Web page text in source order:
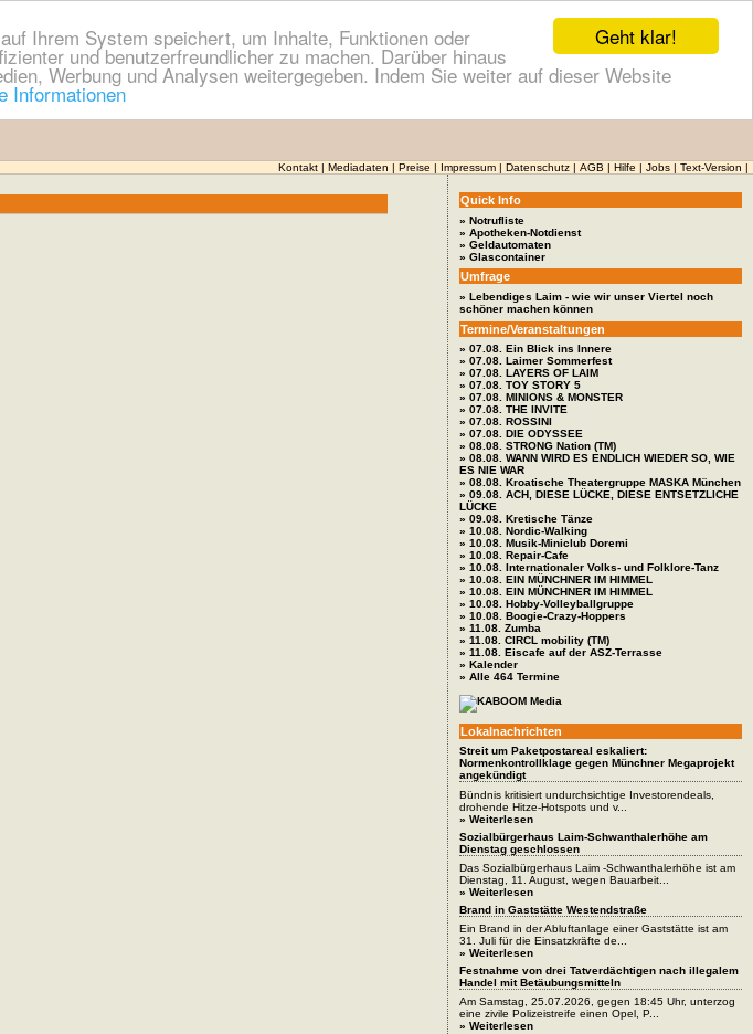
Geht klar!
Ihrem System speichert, um Inhalte, Funktionen oder
und benutzerfreundlicher zu machen. Darüber hinaus
Werbung und Analysen weitergegeben. Indem Sie weiter auf dieser Website
Informationen
Kontakt Mediadaten Preise Impressum Datenschutz AGB Hilfe Jobs Text-Version
Quick Info
» Notrufliste
» Apotheken-Notdienst
» Geldautomaten
» Glascontainer
Umfrage
» Lebendiges Laim - wie wir unser Viertel noch
schöner machen können
Termine/Veranstaltungen
» 07.08. Ein Blick ins Innere
» 07.08. Laimer Sommerfest
» 07.08. LAYERS OF LAIM
» 07.08. TOY STORY 5
» 07.08. MINIONS & MONSTER
» 07.08. THE INVITE
» 07.08. ROSSINI
» 07.08. DIE ODYSSEE
» 08.08. STRONG Nation (TM)
» 08.08. WANN WIRD ES ENDLICH WIEDER SO, WIE
ES NIE WAR
» 08.08. Kroatische Theatergruppe MASKA München
» 09.08. ACH, DIESE LÜCKE, DIESE ENTSETZLICHE
LÜCKE
» 09.08. Kretische Tänze
» 10.08. Nordic-Walking
» 10.08. Musik-Miniclub Doremi
» 10.08. Repair-Cafe
» 10.08. Internationaler Volks- und Folklore-Tanz
» 10.08. EIN MÜNCHNER IM HIMMEL
» 10.08. EIN MÜNCHNER IM HIMMEL
» 10.08. Hobby-Volleyballgruppe
» 10.08. Boogie-Crazy-Hoppers
» 11.08. Zumba
» 11.08. CIRCL mobility (TM)
» 11.08. Eiscafe auf der ASZ-Terrasse
» Kalender
» Alle 464 Termine
Lokalnachrichten
Streit um Paketpostareal eskaliert:
Normenkontrollklage gegen Münchner Megaprojekt
angekündigt
Bündnis kritisiert undurchsichtige Investorendeals,
drohende Hitze-Hotspots und v...
» Weiterlesen
Sozialbürgerhaus Laim-Schwanthalerhöhe am
Dienstag geschlossen
Das Sozialbürgerhaus Laim -Schwanthalerhöhe ist am
Dienstag, 11. August, wegen Bauarbeit...
» Weiterlesen
Brand in Gaststätte Westendstraße
Ein Brand in der Abluftanlage einer Gaststätte ist am
31. Juli für die Einsatzkräfte de...
» Weiterlesen
Festnahme von drei Tatverdächtigen nach illegalem
Handel mit Betäubungsmitteln
Am Samstag, 25.07.2026, gegen 18:45 Uhr, unterzog
eine zivile Polizeistreife einen Opel, P...
» Weiterlesen